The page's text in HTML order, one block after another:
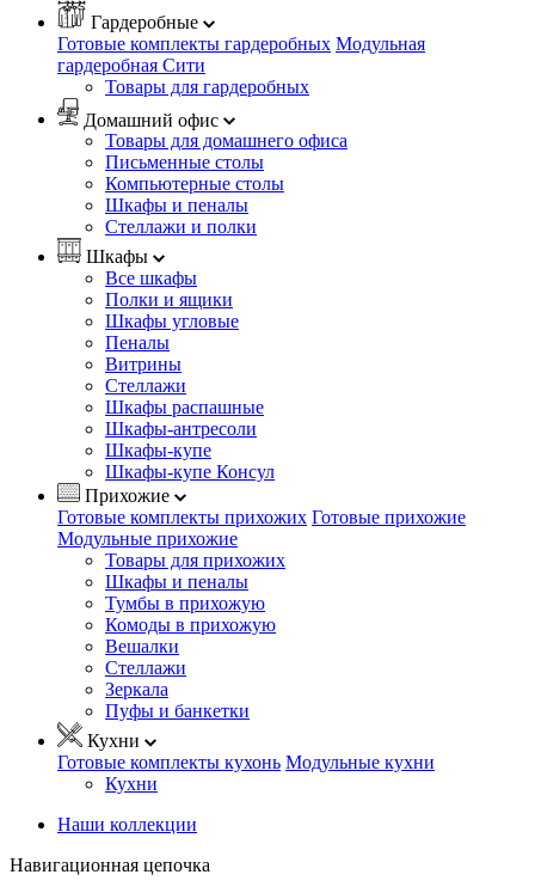
Гардеробные
Готовые комплекты гардеробных Модульная
гардеробная Сити
Товары для гардеробных
Домашний офис
Товары для домашнего офиса
Письменные столы
Компьютерные столы
Шкафы и пеналы
Стеллажи и полки
Шкафы
Все шкафы
Полки и ящики
Шкафы угловые
Пеналы
Витрины
Стеллажи
Шкафы распашные
Шкафы-антресоли
Шкафы-купе
Шкафы-купе Консул
Прихожие
Готовые комплекты прихожих Готовые прихожие
Модульные прихожие
Товары для прихожих
Шкафы и пеналы
Тумбы в прихожую
Комоды в прихожую
Вешалки
Стеллажи
Зеркала
Пуфы и банкетки
Кухни
Готовые комплекты кухонь Модульные кухни
Кухни
Наши коллекции
Навигационная цепочка